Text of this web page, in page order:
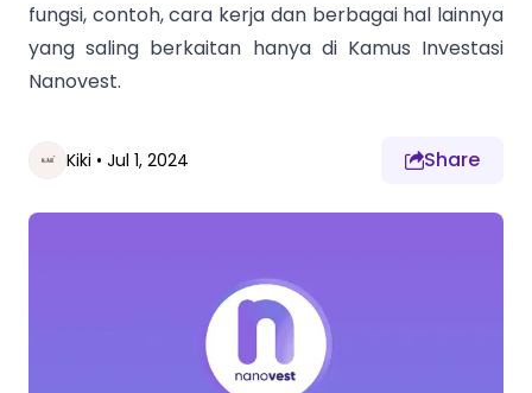
fungsi, contoh, cara kerja dan berbagai hal lainnya
yang saling berkaitan hanya di Kamus Investasi
Nanovest.
Kiki • Jul 1, 2024 Share